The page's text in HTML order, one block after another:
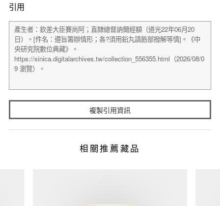
引用
複製引用資訊
相關推薦藏品